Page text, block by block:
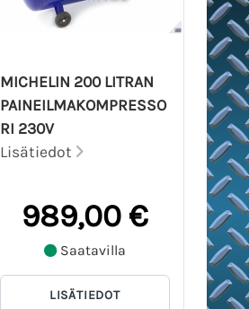
MICHELIN 200 LITRAN
PAINEILMAKOMPRESSO
RI 230V
Lisätiedot
989,00 €
Saatavilla